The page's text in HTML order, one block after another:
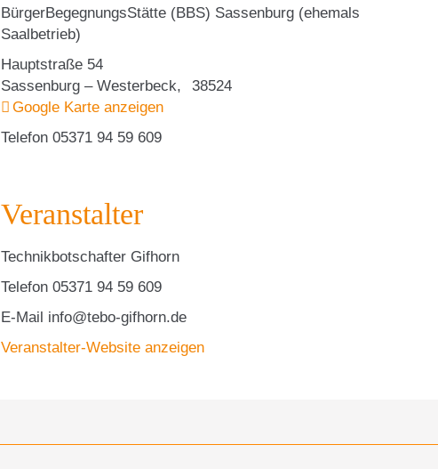
BürgerBegegnungsStätte (BBS) Sassenburg (ehemals
Saalbetrieb)
Hauptstraße 54
Sassenburg – Westerbeck,
38524
Google Karte anzeigen
Telefon 05371 94 59 609
Veranstalter
Technikbotschafter Gifhorn
Telefon 05371 94 59 609
E-Mail info@tebo-gifhorn.de
Veranstalter-Website anzeigen